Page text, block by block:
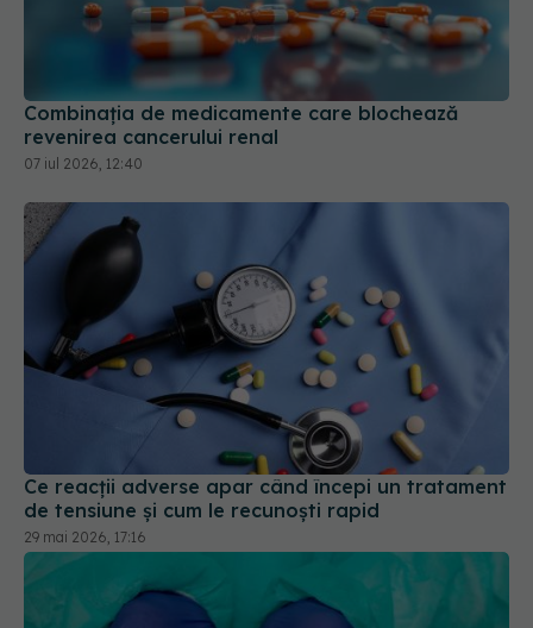
Combinația de medicamente care blochează
revenirea cancerului renal
Ce reacții adverse apar când începi un tratament
de tensiune și cum le recunoști rapid